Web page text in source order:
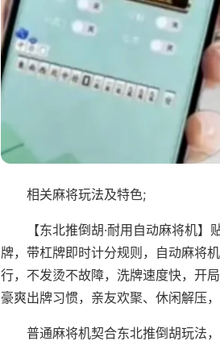
相关麻将玩法及特色;
【东北推倒胡·耐用自动麻将机
牌，带杠牌即时计分规则，自动麻将
行，不发烫不故障，洗牌速度快，开
豪爽出牌习惯，亲友欢聚、休闲解压
普通麻将机契合东北推倒胡玩法